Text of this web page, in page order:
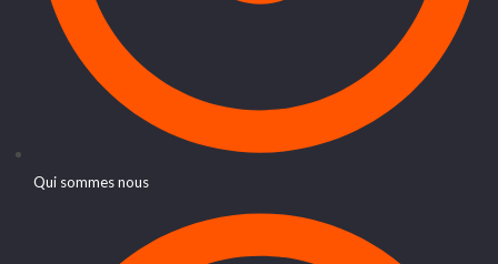
Qui sommes nous